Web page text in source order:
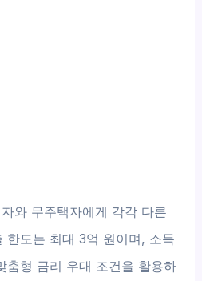
와 무주택자에게 각각 다른
한도는 최대 3억 원이며, 소득
춤형 금리 우대 조건을 활용하